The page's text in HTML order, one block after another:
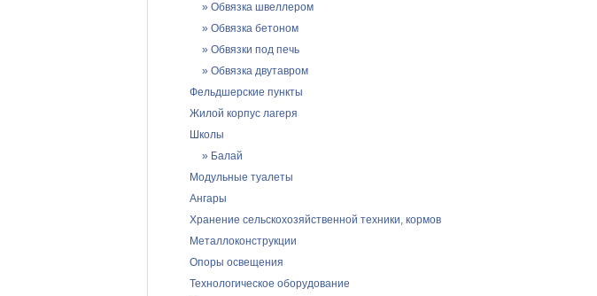
» Обвязка швеллером
» Обвязка бетоном
» Обвязки под печь
» Обвязка двутавром
Фельдшерские пункты
Жилой корпус лагеря
Школы
» Балай
Модульные туалеты
Ангары
Хранение сельскохозяйственной техники, кормов
Металлоконструкции
Опоры освещения
Технологическое оборудование